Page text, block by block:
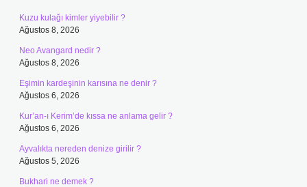
Kuzu kulağı kimler yiyebilir ?
Ağustos 8, 2026
Neo Avangard nedir ?
Ağustos 8, 2026
Eşimin kardeşinin karısına ne denir ?
Ağustos 6, 2026
Kur’an-ı Kerim’de kıssa ne anlama gelir ?
Ağustos 6, 2026
Ayvalıkta nereden denize girilir ?
Ağustos 5, 2026
Bukhari ne demek ?